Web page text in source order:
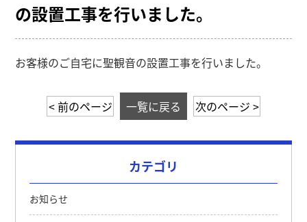
の設置工事を行いました。
お客様のご自宅に聖観音の設置工事を行いました。
< 前のページ 一覧に戻る 次のページ >
カテゴリ
お知らせ